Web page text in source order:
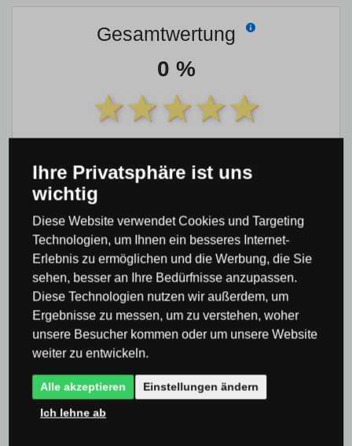
Gesamtwertung
0 %
Produktkategorie
Ihre Privatsphäre ist uns
wichtig
Diese Website verwendet Cookies und Targeting
Technologien, um Ihnen ein besseres Internet-
Erlebnis zu ermöglichen und die Werbung, die Sie
sehen, besser an Ihre Bedürfnisse anzupassen.
Diese Technologien nutzen wir außerdem, um
Ergebnisse zu messen, um zu verstehen, woher
unsere Besucher kommen oder um unsere Website
weiter zu entwickeln.
Alle akzeptieren Einstellungen ändern
Ich lehne ab